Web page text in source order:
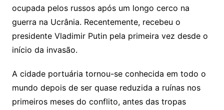
ocupada pelos russos após um longo cerco na
guerra na Ucrânia. Recentemente, recebeu o
presidente Vladimir Putin pela primeira vez desde o
início da invasão.
A cidade portuária tornou-se conhecida em todo o
mundo depois de ser quase reduzida a ruínas nos
primeiros meses do conflito, antes das tropas